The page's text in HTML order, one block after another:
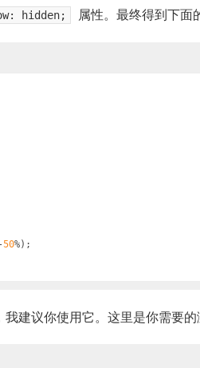
hidden; 属性。最终得到下面
50%);
我建议你使用它。这里是你需要的